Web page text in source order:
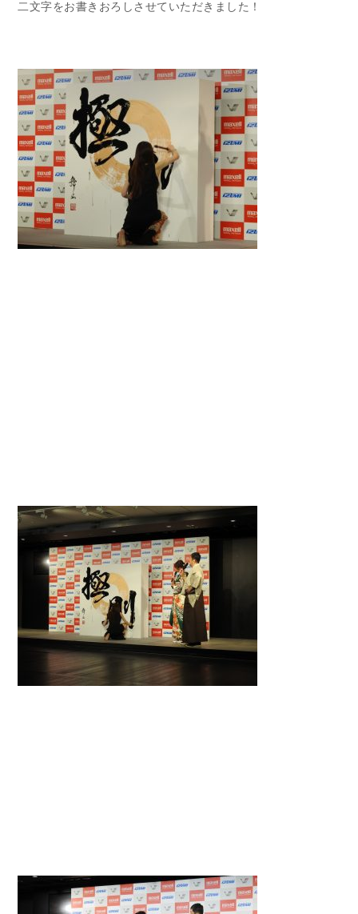
二文字をお書きおろしさせていただきました！